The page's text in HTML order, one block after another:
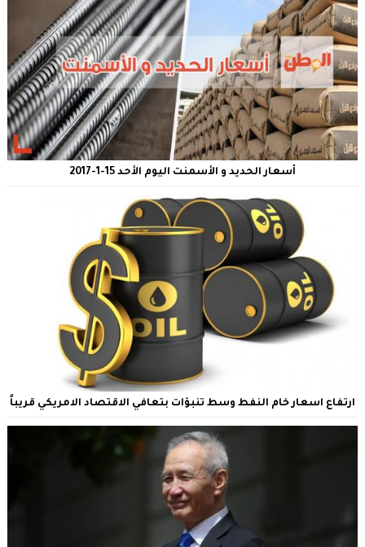
أسعار الحديد و الأسمنت اليوم الأحد 15-1-2017
ارتفاع اسعار خام النفط وسط تنبؤات بتعافي الاقتصاد الامريكي قريباً